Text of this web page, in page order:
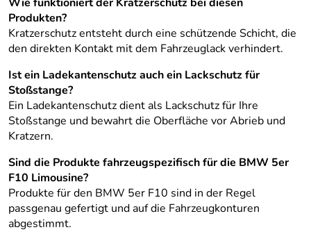
Produkten?
Kratzerschutz entsteht durch eine schützende Schicht, die
den direkten Kontakt mit dem Fahrzeuglack verhindert.
Ist ein Ladekantenschutz auch ein Lackschutz für
Stoßstange?
Ein Ladekantenschutz dient als Lackschutz für Ihre
Stoßstange und bewahrt die Oberfläche vor Abrieb und
Kratzern.
Sind die Produkte fahrzeugspezifisch für die BMW 5er
F10 Limousine?
Produkte für den BMW 5er F10 sind in der Regel
passgenau gefertigt und auf die Fahrzeugkonturen
abgestimmt.